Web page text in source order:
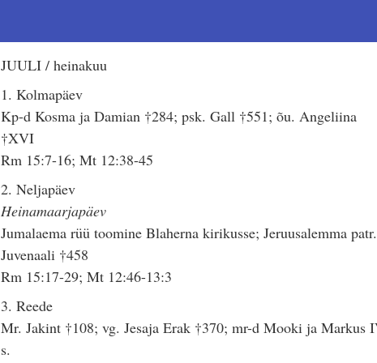
JUULI / heinakuu
1. Kolmapäev
Kp-d Kosma ja Damian †284; psk. Gall †551; õu. Angeliina
†XVI
Rm 15:7-16; Mt 12:38-45
2. Neljapäev
Heinamaarjapäev
Jumalaema rüü toomine Blaherna kirikusse; Jeruusalemma patr.
Juvenaali †458
Rm 15:17-29; Mt 12:46-13:3
3. Reede
Mr. Jakint †108; vg. Jesaja Erak †370; mr-d Mooki ja Markus
s.